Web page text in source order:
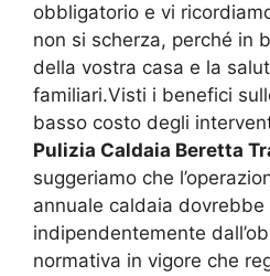
obbligatorio e vi
non si scherza, perché in
della vostra casa e la
familiari.Visti i benefici
basso costo degli
Pulizia Caldaia Beretta
suggeriamo che
annuale caldaia
indipendentemente
normativa in vigore che